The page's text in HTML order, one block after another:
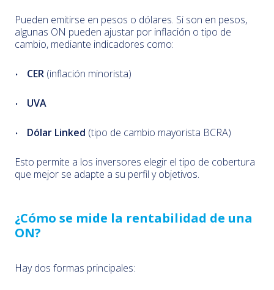
Pueden emitirse en pesos o dólares. Si son en pesos,
algunas ON pueden ajustar por inflación o tipo de
cambio, mediante indicadores como:
CER (inflación minorista)
UVA
Dólar Linked (tipo de cambio mayorista BCRA)
Esto permite a los inversores elegir el tipo de cobertura
que mejor se adapte a su perfil y objetivos.
¿Cómo se mide la rentabilidad de una
ON?
Hay dos formas principales: